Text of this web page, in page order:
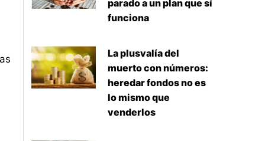
parado a un plan que sí
funciona
La plusvalía del
muerto con números:
heredar fondos no es
lo mismo que
venderlos